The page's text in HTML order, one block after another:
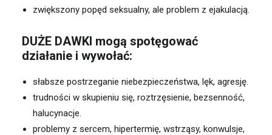
zwiększony popęd seksualny, ale problem z ejakulacją.
DUŻE DAWKI mogą spotęgować
działanie i wywołać:
słabsze postrzeganie niebezpieczeństwa, lęk, agresję.
trudności w skupieniu się, roztrzęsienie, bezsenność,
halucynacje.
problemy z sercem, hipertermię, wstrząsy, konwulsje,